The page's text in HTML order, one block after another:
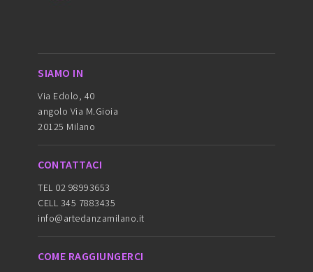
SIAMO IN
Via Edolo, 40
angolo Via M.Gioia
20125 Milano
CONTATTACI
TEL 02 98993653
CELL 345 7883435
info@artedanzamilano.it
COME RAGGIUNGERCI